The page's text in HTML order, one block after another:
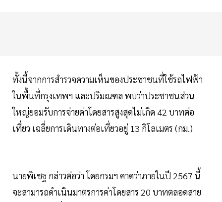
ทั้งนี้จากการสำรวจความเห็นของประชาชนที่ใช้รถไฟฟ้า
ในพื้นที่กรุงเทพฯ และปริมณฑล พบว่าประชาชนส่วน
ใหญ่ยอมรับการจ่ายค่าโดยสารสูงสุดไม่เกิด 42 บาทต่อ
เที่ยว เฉลี่ยการเดินทางต่อเที่ยวอยู่ 13 กิโลเมตร (กม.)
นายพิเชฐ กล่าวต่อว่า โดยกรมฯ คาดว่าภายในปี 2567 นี้
จะสามารถดำเนินมาตรการค่าโดยสาร 20 บาทตลอดสาย